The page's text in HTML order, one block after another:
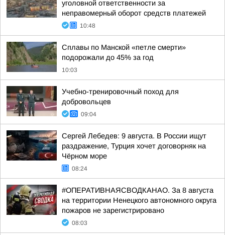
уголовной ответственности за
неправомерный оборот средств платежей
10:48
Сплавы по Манской «петле смерти»
подорожали до 45% за год
10:03
Учебно-тренировочный поход для
добровольцев
09:04
Сергей Лебедев: 9 августа. В России ищут
раздражение, Турция хочет договорняк на
Чёрном море
08:24
#ОПЕРАТИВНАЯСВОДКАНАО. За 8 августа
на территории Ненецкого автономного округа
пожаров не зарегистрировано
08:03